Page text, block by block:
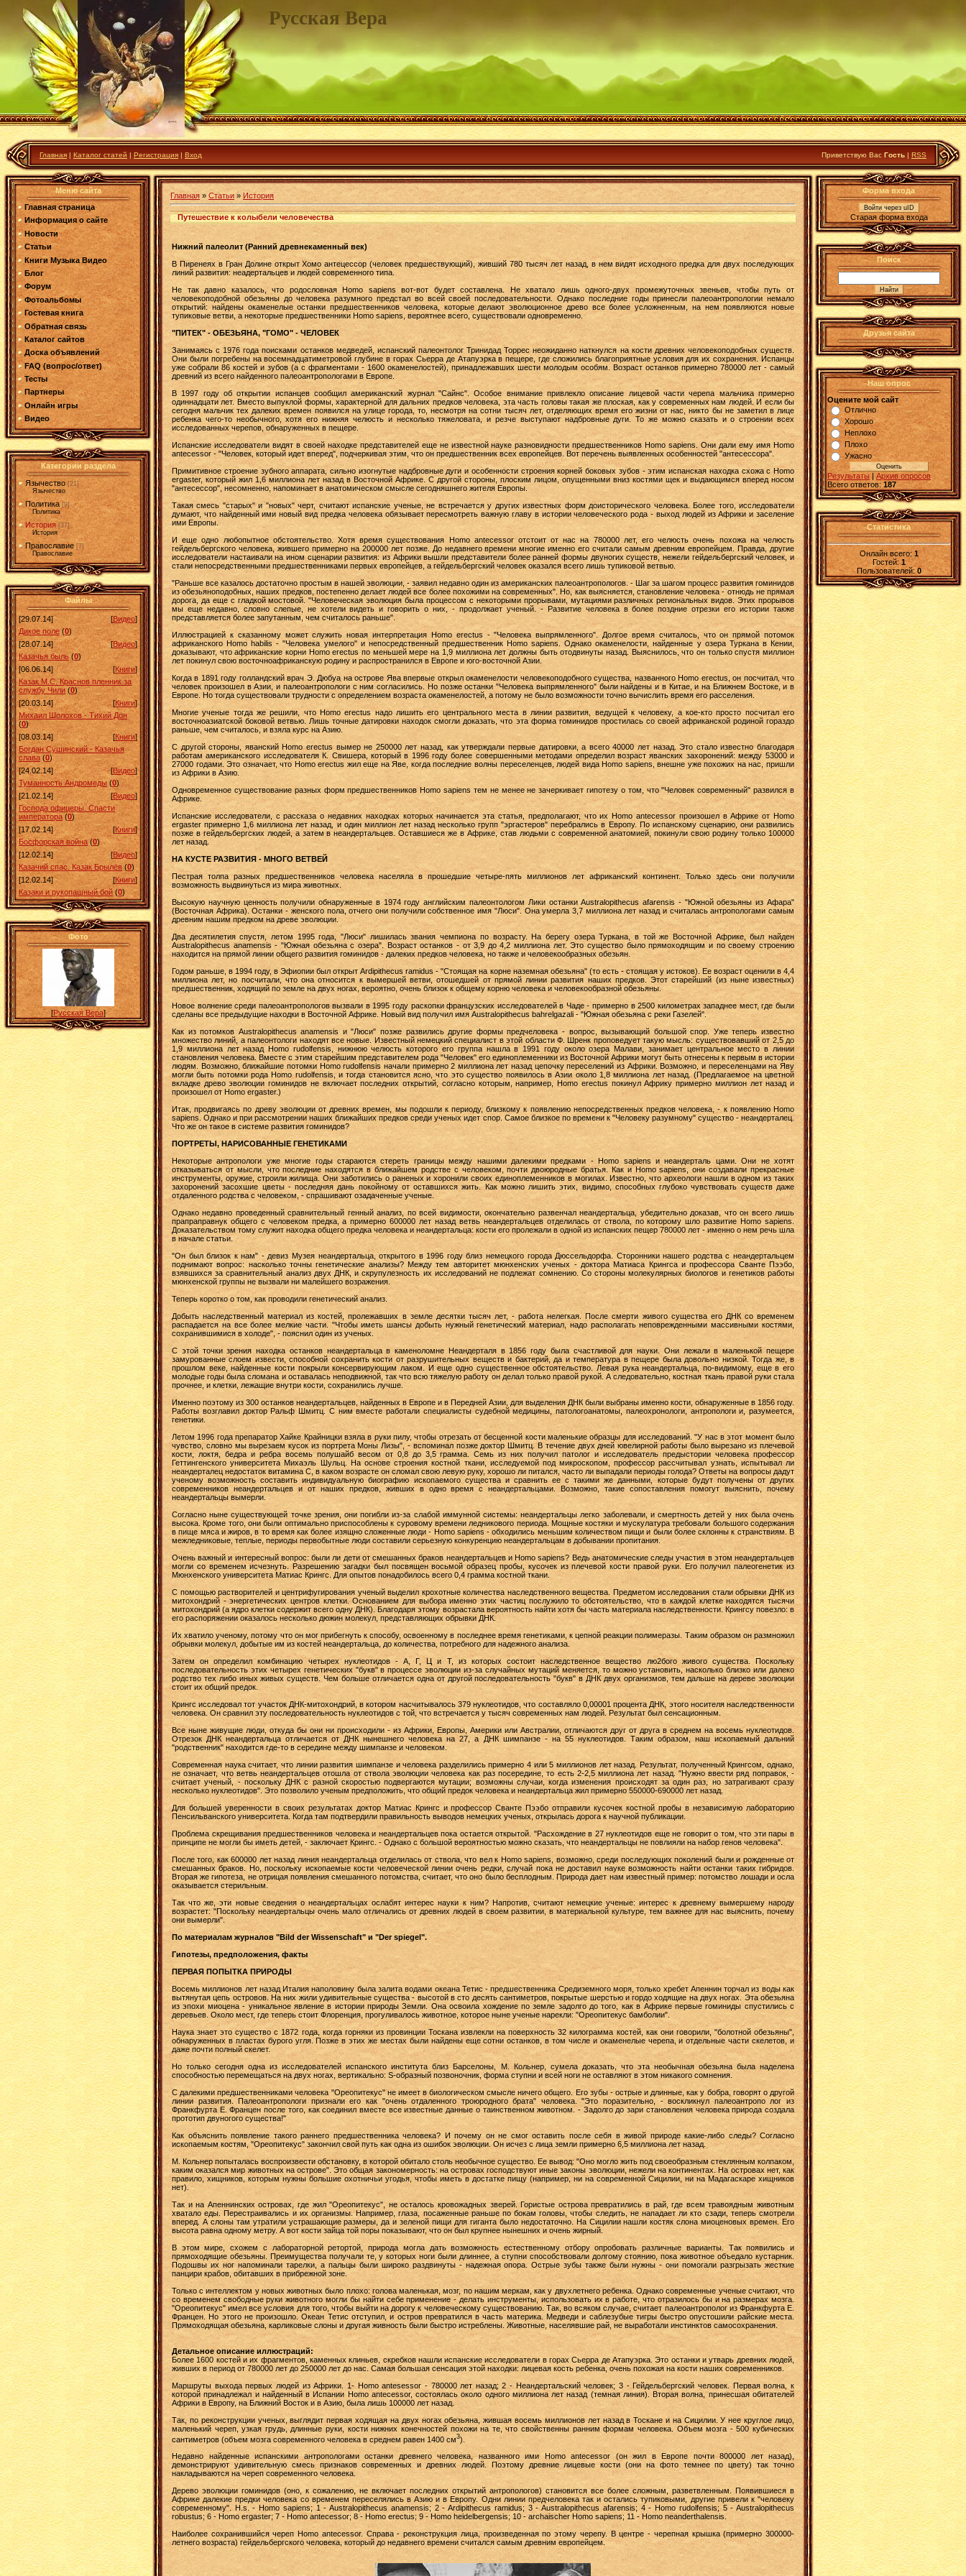
Русская Вера
Главная | Каталог статей | Регистрация | Вход Приветствую Вас Гость | RSS
Меню сайта
Главная страница
Информация о сайте
Новости
Статьи
Книги Музыка Видео
Блог
Форум
Фотоальбомы
Гостевая книга
Обратная связь
Каталог сайтов
Доска объявлений
FAQ (вопрос/ответ)
Тесты
Партнеры
Онлайн игры
Видео
Категории раздела
Язычество [21]
Язычество
Политика [9]
Политика
История [37]
История
Православие [7]
Православие
Файлы
[29.07.14] [Видео]
Дикое поле (0)
[28.07.14]
[Видео]
Казачья быль (0)
[06.06.14]
[Книги]
Казак М.С. Краснов пленник за
службу Чили (0)
[20.03.14]
[Книги]
Михаил Шолохов - Тихий Дон
(0)
[08.03.14]
[Книги]
Богдан Сушинский - Казачья
слава (0)
[24.02.14]
[Видео]
Туманность Андромеды (0)
[21.02.14]
[Видео]
Господа офицеры. Спасти
императора (0)
[17.02.14]
[Книги]
Босфорская война (0)
[12.02.14]
[Видео]
Казачий спас. Казак Брылёв (0)
[12.02.14]
[Книги]
Казаки и рукопашный бой (0)
Фото
[Русская Вера]
Главная » Статьи » История
Путешествие к колыбели человечества
Нижний палеолит (Ранний древнекаменный век)
В Пиренеях в Гран Долине открыт Хомо антецессор (человек предшествующий), живший 780 тысяч лет назад, в нем видят исходного предка для двух последующих
линий развития: неадертальцев и людей современного типа.
Не так давно казалось, что родословная Homo sapiens вот-вот будет составлена. Не хватало лишь одного-двух промежуточных звеньев, чтобы путь от
человекоподобной обезьяны до человека разумного предстал во всей своей последовательности. Однако последние годы принесли палеоантропологии немало
открытий: найдены окаменелые останки предшественников человека, которые делают эволюционное древо все более усложненным, на нем появляются новые
тупиковые ветви, а некоторые предшественники Homo sapiens, вероятнее всего, существовали одновременно.
"ПИТЕК" - ОБЕЗЬЯНА, "ГОМО" - ЧЕЛОВЕК
Занимаясь с 1976 года поисками останков медведей, испанский палеонтолог Тринидад Торрес неожиданно наткнулся на кости древних человекоподобных существ.
Они были погребены на восемнадцатиметровой глубине в горах Сьерра де Атапуэрка в пещере, где сложились благоприятные условия для их сохранения. Испанцы
уже собрали 86 костей и зубов (а с фрагментами - 1600 окаменелостей), принадлежавших шести молодым особям. Возраст останков примерно 780000 лет - самый
древний из всего найденного палеоантропологами в Европе.
В 1997 году об открытии испанцев сообщил американский журнал "Сайнс". Особое внимание привлекло описание лицевой части черепа мальчика примерно
одиннадцати лет. Вместо выпуклой формы, характерной для дальних предков человека, эта часть головы такая же плоская, как у современных нам людей. И если бы
сегодня мальчик тех далеких времен появился на улице города, то, несмотря на сотни тысяч лет, отделяющих время его жизни от нас, никто бы не заметил в лице
ребенка чего-то необычного, хотя его нижняя челюсть и несколько тяжеловата, и резче выступают надбровные дуги. То же можно сказать и о строении всех
исследованных черепов, обнаруженных в пещере.
Испанские исследователи видят в своей находке представителей еще не известной науке разновидности предшественников Homo sapiens. Они дали ему имя Ноmо
antecessor - "Человек, который идет вперед", подчеркивая этим, что он предшественник всех европейцев. Вот перечень выявленных особенностей "антесессора".
Примитивное строение зубного аппарата, сильно изогнутые надбровные дуги и особенности строения корней боковых зубов - этим испанская находка схожа с Homo
ergaster, который жил 1,6 миллиона лет назад в Восточной Африке. С другой стороны, плоским лицом, опущенными вниз костями щек и выдающимся вперед носом
"антесессор", несомненно, напоминает в анатомическом смысле сегодняшнего жителя Европы.
Такая смесь "старых" и "новых" черт, считают испанские ученые, не встречается у других известных форм доисторического человека. Более того, исследователи
думают, что найденный ими новый вид предка человека обязывает пересмотреть важную главу в истории человеческого рода - выход людей из Африки и заселение
ими Европы.
И еще одно любопытное обстоятельство. Хотя время существования Ноmо antecessor отстоит от нас на 780000 лет, его челюсть очень похожа на челюсть
гейдельбергского человека, жившего примерно на 200000 лет позже. До недавнего времени многие именно его считали самым древним европейцем. Правда, другие
исследователи настаивали на ином сценарии развития: из Африки вышли представители более ранней формы двуногих существ, нежели гейдельбергский человек, и
стали непосредственными предшественниками первых европейцев, а гейдельбергский человек оказался всего лишь тупиковой ветвью.
"Раньше все казалось достаточно простым в нашей эволюции, - заявил недавно один из американских палеоантропологов. - Шаг за шагом процесс развития гоминидов
из обезьяноподобных, наших предков, постепенно делает людей все более похожими на современных". Но, как выясняется, становление человека - отнюдь не прямая
дорога, да еще с гладкой мостовой. "Человеческая эволюция была процессом с некоторыми прорывами, мутациями различных региональных видов. Этих прорывов
мы еще недавно, словно слепые, не хотели видеть и говорить о них, - продолжает ученый. - Развитие человека в более поздние отрезки его истории также
представляется более запутанным, чем считалось раньше".
Иллюстрацией к сказанному может служить новая интерпретация Homo erectus - "Человека выпрямленного". Долгое время считалось, что он прямой потомок
африканского Homo habilis - "Человека умелого" и непосредственный предшественник Homo sapiens. Однако окаменелости, найденные у озера Туркана в Кении,
доказывают, что африканские корни Homo erectus по меньшей мере на 1,9 миллиона лет должны быть отодвинуты назад. Выяснилось, что он только спустя миллион
лет покинул свою восточноафриканскую родину и распространился в Европе и юго-восточной Азии.
Когда в 1891 году голландский врач Э. Дюбуа на острове Ява впервые открыл окаменелости человекоподобного существа, названного Homo erectus, он посчитал, что
человек произошел в Азии, и палеоантропологи с ним согласились. Но позже останки "Человека выпрямленного" были найдены и в Китае, и на Ближнем Востоке, и в
Европе. Но тогда существовали трудности с определением возраста окаменелостей, а потому не было возможности точно вычислить время его расселения.
Многие ученые тогда же решили, что Homo erectus надо лишить его центрального места в линии развития, ведущей к человеку, а кое-кто просто посчитал его
восточноазиатской боковой ветвью. Лишь точные датировки находок смогли доказать, что эта форма гоминидов простилась со своей африканской родиной гораздо
раньше, чем считалось, и взяла курс на Азию.
С другой стороны, яванский Homo erectus вымер не 250000 лет назад, как утверждали первые датировки, а всего 40000 лет назад. Это стало известно благодаря
работам американского исследователя К. Свишера, который в 1996 году более совершенными методами определил возраст яванских захоронений: между 53000 и
27000 годами. Это означает, что Homo erectus жил еще на Яве, когда последние волны переселенцев, людей вида Homo sapiens, внешне уже похожих на нас, пришли
из Африки в Азию.
Одновременное существование разных форм предшественников Homo sapiens тем не менее не зачеркивает гипотезу о том, что "Человек современный" развился в
Африке.
Испанские исследователи, с рассказа о недавних находках которых начинается эта статья, предполагают, что их Homo antecessor произошел в Африке от Homo
ergaster примерно 1,6 миллиона лет назад, и один миллион лет назад несколько групп "эргастеров" перебрались в Европу. По испанскому сценарию, они развились
позже в гейдельбергских людей, а затем в неандертальцев. Оставшиеся же в Африке, став людьми с современной анатомией, покинули свою родину только 100000
лет назад.
НА КУСТЕ РАЗВИТИЯ - МНОГО ВЕТВЕЙ
Пестрая толпа разных предшественников человека населяла в прошедшие четыре-пять миллионов лет африканский континент. Только здесь они получили
возможность выдвинуться из мира животных.
Высокую научную ценность получили обнаруженные в 1974 году английским палеонтологом Лики останки Australopithecus afarensis - "Южной обезьяны из Афара"
(Восточная Африка). Останки - женского пола, отчего они получили собственное имя "Люси". Она умерла 3,7 миллиона лет назад и считалась антропологами самым
древним нашим предком на древе эволюции.
Два десятилетия спустя, летом 1995 года, "Люси" лишилась звания чемпиона по возрасту. На берегу озера Туркана, в той же Восточной Африке, был найден
Australopithecus anamensis - "Южная обезьяна с озера". Возраст останков - от 3,9 до 4,2 миллиона лет. Это существо было прямоходящим и по своему строению
находится на прямой линии общего развития гоминидов - далеких предков человека, но также и человекообразных обезьян.
Годом раньше, в 1994 году, в Эфиопии был открыт Ardipithecus ramidus - "Стоящая на корне наземная обезьяна" (то есть - стоящая у истоков). Ее возраст оценили в 4,4
миллиона лет, но посчитали, что она относится к вымершей ветви, отошедшей от прямой линии развития наших предков. Этот старейший (из ныне известных)
предшественник, ходящий по земле на двух ногах, вероятно, очень близок к общему корню человека и человекообразной обезьяны.
Новое волнение среди палеоантропологов вызвали в 1995 году раскопки французских исследователей в Чаде - примерно в 2500 километрах западнее мест, где были
сделаны все предыдущие находки в Восточной Африке. Новый вид получил имя Australopithecus bahrelgazali - "Южная обезьяна с реки Газелей".
Как из потомков Australopithecus anamensis и "Люси" позже развились другие формы предчеловека - вопрос, вызывающий большой спор. Уже теперь известно
множество линий, а палеонтологи находят все новые. Известный немецкий специалист в этой области Ф. Шренк проповедует такую мысль: существовавший от 2,5 до
1,9 миллиона лет назад Homo rudolfensis, нижнюю челюсть которого его группа нашла в 1991 году около озера Малави, занимает центральное место в линии
становления человека. Вместе с этим старейшим представителем рода "Человек" его единоплеменники из Восточной Африки могут быть отнесены к первым в истории
людям. Возможно, ближайшие потомки Homo rudolfensis начали примерно 2 миллиона лет назад цепочку переселений из Африки. Возможно, и переселенцами на Яву
могли быть потомки рода Homo rudolfensis, и тогда становится ясно, что это существо появилось в Азии около 1,8 миллиона лет назад. (Предлагаемое на цветной
вкладке древо эволюции гоминидов не включает последних открытий, согласно которым, например, Homo erectus покинул Африку примерно миллион лет назад и
произошел от Homo ergaster.)
Итак, продвигаясь по древу эволюции от древних времен, мы подошли к периоду, близкому к появлению непосредственных предков человека, - к появлению Homo
sapiens. Однако и при рассмотрении наших ближайших предков среди ученых идет спор. Самое близкое по времени к "Человеку разумному" существо - неандерталец.
Что же он такое в системе развития гоминидов?
ПОРТРЕТЫ, НАРИСОВАННЫЕ ГЕНЕТИКАМИ
Некоторые антропологи уже многие годы стараются стереть границы между нашими далекими предками - Homo sapiens и неандерталь цами. Они не хотят
отказываться от мысли, что последние находятся в ближайшем родстве с человеком, почти двоюродные братья. Как и Homo sapiens, они создавали прекрасные
инструменты, оружие, строили жилища. Они заботились о раненых и хоронили своих единоплеменников в могилах. Известно, что археологи нашли в одном из таких
захоронений засохшие цветы - последняя дань покойному от оставшихся жить. Как можно лишить этих, видимо, способных глубоко чувствовать существ даже
отдаленного родства с человеком, - спрашивают озадаченные ученые.
Однако недавно проведенный сравнительный генный анализ, по всей видимости, окончательно развенчал неандертальца, убедительно доказав, что он всего лишь
прапраправнук общего с человеком предка, а примерно 600000 лет назад ветвь неандертальцев отделилась от ствола, по которому шло развитие Homo sapiens.
Доказательством тому служит находка общего предка человека и неандертальца: кости его пролежали в одной из испанских пещер 780000 лет - именно о нем речь шла
в начале статьи.
"Он был близок к нам" - девиз Музея неандертальца, открытого в 1996 году близ немецкого города Дюссельдорфа. Сторонники нашего родства с неандертальцем
поднимают вопрос: насколько точны генетические анализы? Между тем авторитет мюнхенских ученых - доктора Матиаса Крингса и профессора Сванте Пээбо,
взявшихся за сравнительный анализ двух ДНК, и скрупулезность их исследований не подлежат сомнению. Со стороны молекулярных биологов и генетиков работы
мюнхенской группы не вызвали ни малейшего возражения.
Теперь коротко о том, как проводили генетический анализ.
Добыть наследственный материал из костей, пролежавших в земле десятки тысяч лет, - работа нелегкая. После смерти живого существа его ДНК со временем
распадается на все более мелкие части. "Чтобы иметь шансы добыть нужный генетический материал, надо располагать неповрежденными массивными костями,
сохранившимися в холоде", - пояснил один из ученых.
С этой точки зрения находка останков неандертальца в каменоломне Неандерталя в 1856 году была счастливой для науки. Они лежали в маленькой пещере
замурованные слоем извести, способной сохранить кости от разрушительных веществ и бактерий, да и температура в пещере была довольно низкой. Тогда же, в
прошлом веке, найденные кости покрыли консервирующим лаком. И еще одно существенное обстоятельство. Левая рука неандертальца, по-видимому, еще в его
молодые годы была сломана и оставалась неподвижной, так что всю тяжелую работу он делал только правой рукой. А следовательно, костная ткань правой руки стала
прочнее, и клетки, лежащие внутри кости, сохранились лучше.
Именно поэтому из 300 останков неандертальцев, найденных в Европе и в Передней Азии, для выделения ДНК были выбраны именно кости, обнаруженные в 1856 году.
Работы возглавил доктор Ральф Шмитц. С ним вместе работали специалисты судебной медицины, патологоанатомы, палеохронологи, антропологи и, разумеется,
генетики.
Летом 1996 года препаратор Хайке Крайницки взяла в руки пилу, чтобы отрезать от бесценной кости маленькие образцы для исследований. "У нас в этот момент было
чувство, словно мы вырезаем кусок из портрета Моны Лизы", - вспоминал позже доктор Шмитц. В течение двух дней ювелирной работы было вырезано из плечевой
кости, локтя, бедра и ребра восемь полушайб весом от 0,8 до 3,5 грамма. Семь из них получил патолог и исследователь предыстории человека профессор
Геттингенского университета Михаэль Шульц. На основе строения костной ткани, исследуемой под микроскопом, профессор рассчитывал узнать, испытывал ли
неандерталец недостаток витамина С, в каком возрасте он сломал свою левую руку, хорошо ли питался, часто ли выпадали периоды голода? Ответы на вопросы дадут
ученому возможность составить индивидуальную биографию ископаемого существа и сравнить ее с такими же данными, которые будут получены от других
современников неандертальцев и от наших предков, живших в одно время с неандертальцами. Возможно, такие сопоставления помогут выяснить, почему
неандертальцы вымерли.
Согласно ныне существующей точке зрения, они погибли из-за слабой иммунной системы: неандертальцы легко заболевали, и смертность детей у них была очень
высока. Кроме того, они были оптимально приспособлены к суровому времени ледникового периода. Мощные костяки и мускулатура требовали большого содержания
в пище мяса и жиров, в то время как более изящно сложенные люди - Homo sapiens - обходились меньшим количеством пищи и были более склонны к странствиям. В
межледниковые, теплые, периоды первобытные люди составили серьезную конкуренцию неандертальцам в добывании пропитания.
Очень важный и интересный вопрос: были ли дети от смешанных браков неандертальцев и Homo sapiens? Ведь анатомические следы участия в этом неандертальцев
могли со временем исчезнуть. Разрешению загадки был посвящен восьмой образец пробы, кусочек из плечевой кости правой руки. Его получил палеогенетик из
Мюнхенского университета Матиас Крингс. Для опытов понадобилось всего 0,4 грамма костной ткани.
С помощью растворителей и центрифугирования ученый выделил крохотные количества наследственного вещества. Предметом исследования стали обрывки ДНК из
митохондрий - энергетических центров клетки. Основанием для выбора именно этих частиц послужило то обстоятельство, что в каждой клетке находятся тысячи
митохондрий (а ядро клетки содержит всего одну ДНК). Благодаря этому возрастала вероятность найти хотя бы часть материала наследственности. Крингсу повезло: в
его распоряжении оказалось несколько дюжин молекул, представляющих обрывки ДНК.
Их хватило ученому, потому что он мог прибегнуть к способу, освоенному в последнее время генетиками, к цепной реакции полимеразы. Таким образом он размножил
обрывки молекул, добытые им из костей неандертальца, до количества, потребного для надежного анализа.
Затем он определил комбинацию четырех нуклеотидов - А, Г, Ц и Т, из которых состоит наследственное вещество лю2бого живого существа. Поскольку
последовательность этих четырех генетических "букв" в процессе эволюции из-за случайных мутаций меняется, то можно установить, насколько близко или далеко
родство тех либо иных живых существ. Чем больше отличается одна от другой последовательность "букв" в ДНК двух организмов, тем дальше на дереве эволюции
стоит их общий предок.
Крингс исследовал тот участок ДНК-митохондрий, в котором насчитывалось 379 нуклеотидов, что составляло 0,00001 процента ДНК, этого носителя наследственности
человека. Он сравнил эту последовательность нуклеотидов с той, что встречается у тысяч современных нам людей. Результат был сенсационным.
Все ныне живущие люди, откуда бы они ни происходили - из Африки, Европы, Америки или Австралии, отличаются друг от друга в среднем на восемь нуклеотидов.
Отрезок ДНК неандертальца отличается от ДНК нынешнего человека на 27, а ДНК шимпанзе - на 55 нуклеотидов. Таким образом, наш ископаемый дальний
"родственник" находится где-то в середине между шимпанзе и человеком.
Современная наука считает, что линии развития шимпанзе и человека разделились примерно 4 или 5 миллионов лет назад. Результат, полученный Крингсом, однако,
не означает, что ветвь неандертальцев отошла от ствола эволюции человека как раз посередине, то есть 2-2,5 миллиона лет назад. "Нужно ввести ряд поправок, -
считает ученый, - поскольку ДНК с разной скоростью подвергаются мутации; возможны случаи, когда изменения происходят за один раз, но затрагивают сразу
несколько нуклеотидов". Это позволило ученым предположить, что общий предок человека и неандертальца жил примерно 550000-690000 лет назад.
Для большей уверенности в своих результатах доктор Матиас Крингс и профессор Сванте Пээбо отправили кусочек костной пробы в независимую лабораторию
Пенсильванского университета. Когда там подтвердили правильность выводов немецких ученых, открылась дорога к научной публикации.
Проблема скрещивания предшественников человека и неандертальцев пока остается открытой. "Расхождение в 27 нуклеотидов еще не говорит о том, что эти пары в
принципе не могли бы иметь детей, - заключает Крингс. - Однако с большой вероятностью можно сказать, что неандертальцы не повлияли на набор генов человека".
После того, как 600000 лет назад линия неандертальца отделилась от ствола, что вел к Homo sapiens, возможно, среди последующих поколений были и рожденные от
смешанных браков. Но, поскольку ископаемые кости человеческой линии очень редки, случай пока не доставил науке возможность найти останки таких гибридов.
Вторая же гипотеза, не отрицая появления смешанного потомства, считает, что оно было бесплодным. Природа дает нам известный пример: потомство лошади и осла
оказывается стерильным.
Так что же, эти новые сведения о неандертальцах ослабят интерес науки к ним? Напротив, считают немецкие ученые: интерес к древнему вымершему народу
возрастет: "Поскольку неандертальцы очень мало отличались от древних людей в своем развитии, в материальной культуре, тем важнее для нас выяснить, почему
они вымерли".
По материалам журналов "Bild der Wissenschaft" и "Der spiegel".
Гипотезы, предположения, факты
ПЕРВАЯ ПОПЫТКА ПРИРОДЫ
Восемь миллионов лет назад Италия наполовину была залита водами океана Тетис - предшественника Средиземного моря, только хребет Апеннин торчал из воды как
вытянутая цепь островов. На них жили удивительные существа - высотой в сто десять сантиметров, покрытые шерстью и гордо ходящие на двух ногах. Эта обезьяна
из эпохи миоцена - уникальное явление в истории природы Земли. Она освоила хождение по земле задолго до того, как в Африке первые гоминиды спустились с
деревьев. Около мест, где теперь стоит Флоренция, прогуливалось животное, которое ныне ученые нарекли: "Ореопитекус бамболии".
Наука знает это существо с 1872 года, когда горняки из провинции Тоскана извлекли на поверхность 32 килограмма костей, как они говорили, "болотной обезьяны",
обнаруженных в пластах бурого угля. Позже в этих же местах были найдены еще сотни останков, в том числе и окаменелые черепа, и отдельные части скелетов, и
даже почти полный скелет.
Но только сегодня одна из исследователей испанского института близ Барселоны, М. Кольнер, сумела доказать, что эта необычная обезьяна была наделена
способностью перемещаться на двух ногах, вертикально: S-образный позвоночник, форма ступни и всей ноги не оставляют в этом никакого сомнения.
С далекими предшественниками человека "Ореопитекус" не имеет в биологическом смысле ничего общего. Его зубы - острые и длинные, как у бобра, говорят о другой
линии развития. Палеоантропологи признали его как "очень отдаленного троюродного брата" человека. "Это поразительно, - воскликнул палеоантропо лог из
Франкфурта Е. Францен после того, как соединил вместе все известные данные о таинственном животном. - Задолго до зари становления человека природа создала
прототип двуногого существа!"
Как объяснить появление такого раннего предшественника человека? И почему он не смог оставить после себя в живой природе какие-либо следы? Согласно
ископаемым костям, "Ореопитекус" закончил свой путь как одна из ошибок эволюции. Он исчез с лица земли примерно 6,5 миллиона лет назад.
М. Кольнер попыталась воспроизвести обстановку, в которой обитало столь необычное существо. Ее вывод: "Оно могло жить под своеобразным стеклянным колпаком,
каким оказался мир животных на острове". Это общая закономерность: на островах господствуют иные законы эволюции, нежели на континентах. На островах нет, как
правило, хищников, которым нужны большие охотничьи угодья, чтобы иметь в достатке пищу (например, ни на современной Сицилии, ни на Мадагаскаре хищников
нет).
Так и на Апеннинских островах, где жил "Ореопитекус", не осталось кровожадных зверей. Гористые острова превратились в рай, где всем травоядным животным
хватало еды. Перестраивались и их организмы. Например, глаза, посаженные раньше по бокам головы, чтобы следить, не нападает ли кто сзади, теперь смотрели
вперед. А слоны там утратили устрашающие размеры, да и зеленой пищи для гиганта было недостаточно. На Сицилии нашли костяк слона миоценовых времен. Его
высота равна одному метру. А вот кости зайца той поры показывают, что он был крупнее нынешних и очень жирный.
В этом мире, схожем с лабораторной ретортой, природа могла дать возможность естественному отбору опробовать различные варианты. Так появились и
прямоходящие обезьяны. Преимущества получали те, у которых ноги были длиннее, а ступни способствовали долгому стоянию, пока животное объедало кустарник.
Подошвы их ног напоминали тарелки, а пальцы были широко раздвинуты - надежная опора. Острые зубы также были нужны - они помогали разгрызать жесткие
панцири крабов, обитавших в прибрежной зоне.
Только с интеллектом у новых животных было плохо: голова маленькая, мозг, по нашим меркам, как у двухлетнего ребенка. Однако современные ученые считают, что
со временем свободные руки животного могли бы найти себе применение - делать инструменты, использовать их в работе, что отразилось бы и на размерах мозга.
"Ореопитекус" имел все условия для того, чтобы выйти на дорогу к человеческому существованию. Так, во всяком случае, считает палеоантрополог из Франкфурта Е.
Францен. Но этого не произошло. Океан Тетис отступил, и остров превратился в часть материка. Медведи и саблезубые тигры быстро опустошили райские места.
Прямоходящая обезьяна, карликовые слоны и другая живность были быстро истреблены. Животные, населявшие рай, не выработали инстинктов самосохранения.
Детальное описание иллюстраций:
Более 1600 костей и их фрагментов, каменных клиньев, скребков нашли испанские исследователи в горах Сьерра де Атапуэрка. Это останки и утварь древних людей,
живших в период от 780000 лет до 250000 лет до нас. Самая большая сенсация этой находки: лицевая кость ребенка, очень похожая на кости наших современников.
Маршруты выхода первых людей из Африки. 1- Homo antesessor - 780000 лет назад; 2 - Неандертальский человек; 3 - Гейдельбергский человек. Первая волна, к
которой принадлежал и найденный в Испании Homo antecessor, состоялась около одного миллиона лет назад (темная линия). Вторая волна, принесшая обитателей
Африки в Европу, на Ближний Восток и в Азию, была лишь 100000 лет назад.
Так, по реконструкции ученых, выглядит первая ходящая на двух ногах обезьяна, жившая восемь миллионов лет назад в Тоскане и на Сицилии. У нее круглое лицо,
маленький череп, узкая грудь, длинные руки, кости нижних конечностей похожи на те, что свойственны ранним формам человека. Объем мозга - 500 кубических
сантиметров (объем мозга современного человека в среднем равен 1400 см3).
Недавно найденные испанскими антропологами останки древнего человека, названного ими Homo antecessor (он жил в Европе почти 800000 лет назад),
демонстрируют удивительную смесь признаков современных и древних людей. Поэтому древние лицевые кости (они на фото темнее по цвету) так точно
накладываются на череп современного человека.
Дерево эволюции гоминидов (оно, к сожалению, не включает последних открытий антропологов) становится все более сложным, разветвленным. Появившиеся в
Африке далекие предки человека со временем переселялись в Азию и в Европу. Одни линии предчеловека так и остались тупиковыми, другие привели к "человеку
современному". H.s. - Homo sapiens; 1 - Australopithecus anamensis; 2 - Ardipithecus ramidus; 3 - Australopithecus afarensis; 4 - Homo rudolfensis; 5 - Australopithecus
robustus; 6 - Homo ergaster; 7 - Homo antecessor; 8 - Homo erectus; 9 - Homo heidelbergensis; 10 - archaischer Homo sapiens; 11 - Homo neanderthalensis.
Наиболее сохранившийся череп Homo antecessor. Справа - реконструкция лица, произведенная по этому черепу. В центре - черепная крышка (примерно 300000-
летнего возраста) гейдельбергского человека, который до недавнего времени считался самым древним европейцем.
Форма входа
Войти через uID
Старая форма входа
Поиск
Друзья сайта
Наш опрос
Оцените мой сайт
Отлично
Хорошо
Неплохо
Плохо
Ужасно
Результаты | Архив опросов
Всего ответов: 187
Статистика
Онлайн всего:1
Гостей:1
Пользователей: 0